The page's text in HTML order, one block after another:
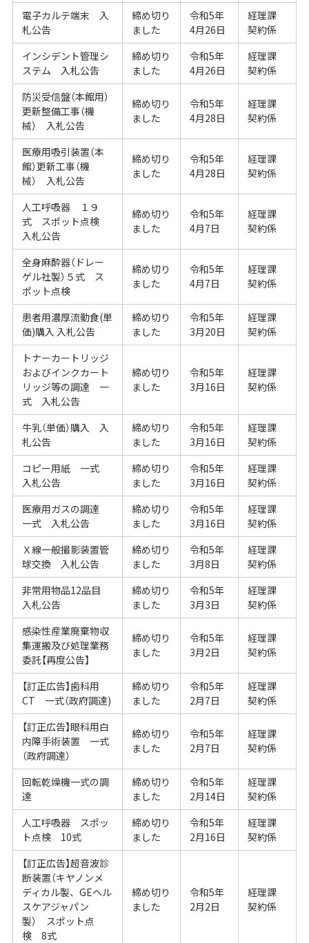
電子カルテ端末 入
札公告
締め切り
ました
令和5年
4月26日
経理課
契約係
インシデント管理シ
ステム 入札公告
締め切り
ました
令和5年
4月26日
経理課
契約係
防災受信盤（本館用）
更新整備工事（機
械） 入札公告
締め切り
ました
令和5年
4月28日
経理課
契約係
医療用吸引装置（本
館）更新工事（機
械） 入札公告
締め切り
ました
令和5年
4月28日
経理課
契約係
人工呼吸器 １９
式 スポット点検
入札公告
締め切り
ました
令和5年
4月7日
経理課
契約係
全身麻酔器（ドレー
ゲル社製）５式 ス
ポット点検
締め切り
ました
令和5年
4月7日
経理課
契約係
患者用濃厚流動食(単
価)購入 入札公告
締め切り
ました
令和5年
3月20日
経理課
契約係
トナーカートリッジ
およびインクカート
リッジ等の調達 一
式 入札公告
締め切り
ました
令和5年
3月16日
経理課
契約係
牛乳（単価）購入 入
札公告
締め切り
ました
令和5年
3月16日
経理課
契約係
コピー用紙 一式
入札公告
締め切り
ました
令和5年
3月16日
経理課
契約係
医療用ガスの調達
一式 入札公告
締め切り
ました
令和5年
3月16日
経理課
契約係
Ｘ線一般撮影装置管
球交換 入札公告
締め切り
ました
令和5年
3月8日
経理課
契約係
非常用物品12品目
入札公告
締め切り
ました
令和5年
3月3日
経理課
契約係
感染性産業廃棄物収
集運搬及び処理業務
委託【再度公告】
締め切り
ました
令和5年
3月2日
経理課
契約係
【訂正広告】歯科用
CT 一式（政府調達)
締め切り
ました
令和5年
2月7日
経理課
契約係
【訂正広告】眼科用白
内障手術装置 一式
（政府調達）
締め切り
ました
令和5年
2月7日
経理課
契約係
回転乾燥機一式の調
達
締め切り
ました
令和5年
2月14日
経理課
契約係
人工呼吸器 スポッ
ト点検 10式
締め切り
ました
令和5年
2月16日
経理課
契約係
【訂正広告】超音波診
断装置（キヤノンメ
ディカル製、GEヘル
スケアジャパン
製） スポット点
検 8式
締め切り
ました
令和5年
2月2日
経理課
契約係